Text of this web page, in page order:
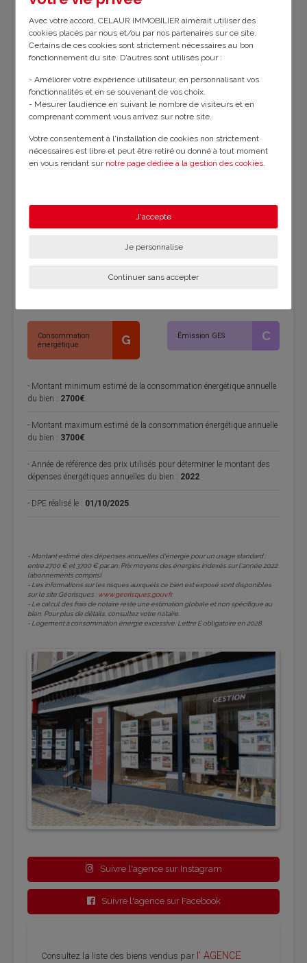
poêle et électrique
Année de construction : 1948-1974
Impôts fonciers : 810 €
Chambre en
Comble/Grenier
Dépendances
Garages
Consommation
énergétique
G Émission GES C
- Montant minimum estimé de la consommation énergétique annuelle
du bien : 2700€
- Montant maximum estimé de la consommation énergétique annuelle
du bien : 3700€
- Année de référence des prix utilisés pour déterminer le montant des
dépenses énergétiques annuelles du bien : 2022
- DPE réalisé le : 01/10/2025
- Montant estimé des dépenses annuelles d'énergie pour un usage standard :
entre 2700 € et 3700 € par an. Prix moyens des énergies indexés sur l'année 2022
(abonnements compris).
- Les informations sur les risques auxquels ce bien est exposé sont disponibles
sur le site Géorisques :www.georisques.gouv.fr.
- Le calcul des frais de notaire reste une estimation globale et non spécifique au
bien. Pour plus de détails, consultez votre notaire.
- Logement à consommation énergie excessive. Lettre E obligatoire en 2028.
Suivre l'agence sur Instagram
Suivre l'agence sur Facebook
Consultez la liste des biens vendus par l' AGENCE
Avec votre accord, CELAUR IMMOBILIER aimerait utiliser des
cookies placés par nous et/ou par nos partenaires sur ce site.
Certains de ces cookies sont strictement nécessaires au bon
fonctionnement du site. D'autres sont utilisés pour :
- Améliorer votre expérience utilisateur, en personnalisant vos
fonctionnalités et en se souvenant de vos choix.
- Mesurer l’audience en suivant le nombre de visiteurs et en
comprenant comment vous arrivez sur notre site.
Votre consentement à l'installation de cookies non strictement
nécessaires est libre et peut être retiré ou donné à tout moment
en vous rendant sur notre page dédiée à la gestion des cookies
J'accepte
Je personnalise
Continuer sans accepter